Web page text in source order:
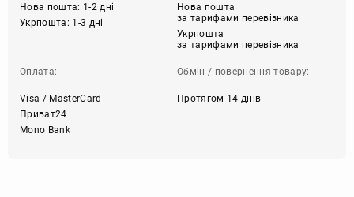
Нова пошта: 1-2 дні
Укрпошта: 1-3 дні
Нова пошта
за тарифами перевізника
Укрпошта
за тарифами перевізника
Оплата:
Visa / MasterCard
Приват24
Mono Bank
Обмін / повернення товару:
Протягом 14 днів